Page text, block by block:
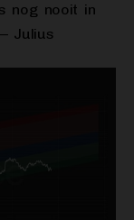
nog nooit in
Julius